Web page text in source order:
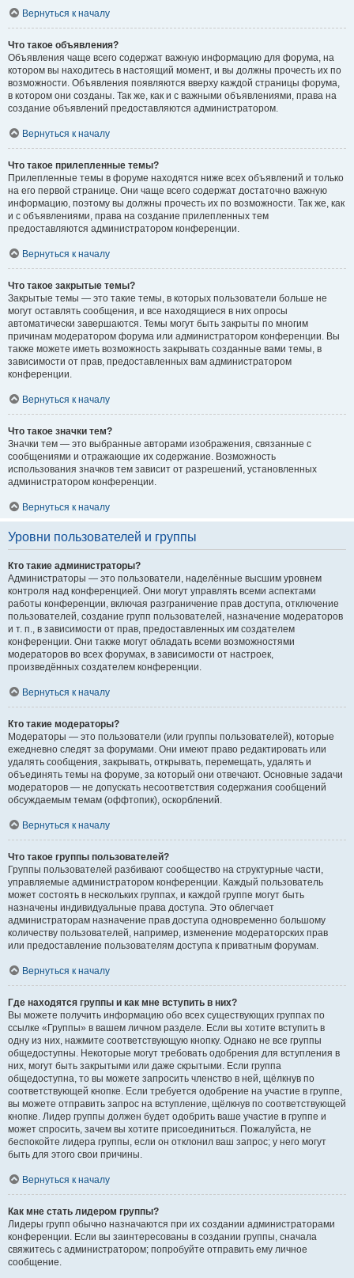
Вернуться к началу
Что такое объявления?
Объявления чаще всего содержат важную информацию для форума, на
котором вы находитесь в настоящий момент, и вы должны прочесть их по
возможности. Объявления появляются вверху каждой страницы форума,
в котором они созданы. Так же, как и с важными объявлениями, права на
создание объявлений предоставляются администратором.
Вернуться к началу
Что такое прилепленные темы?
Прилепленные темы в форуме находятся ниже всех объявлений и только
на его первой странице. Они чаще всего содержат достаточно важную
информацию, поэтому вы должны прочесть их по возможности. Так же, как
и с объявлениями, права на создание прилепленных тем
предоставляются администратором конференции.
Вернуться к началу
Что такое закрытые темы?
Закрытые темы — это такие темы, в которых пользователи больше не
могут оставлять сообщения, и все находящиеся в них опросы
автоматически завершаются. Темы могут быть закрыты по многим
причинам модератором форума или администратором конференции. Вы
также можете иметь возможность закрывать созданные вами темы, в
зависимости от прав, предоставленных вам администратором
конференции.
Вернуться к началу
Что такое значки тем?
Значки тем — это выбранные авторами изображения, связанные с
сообщениями и отражающие их содержание. Возможность
использования значков тем зависит от разрешений, установленных
администратором конференции.
Вернуться к началу
Уровни пользователей и группы
Кто такие администраторы?
Администраторы — это пользователи, наделённые высшим уровнем
контроля над конференцией. Они могут управлять всеми аспектами
работы конференции, включая разграничение прав доступа, отключение
пользователей, создание групп пользователей, назначение модераторов
и т. п., в зависимости от прав, предоставленных им создателем
конференции. Они также могут обладать всеми возможностями
модераторов во всех форумах, в зависимости от настроек,
произведённых создателем конференции.
Вернуться к началу
Кто такие модераторы?
Модераторы — это пользователи (или группы пользователей), которые
ежедневно следят за форумами. Они имеют право редактировать или
удалять сообщения, закрывать, открывать, перемещать, удалять и
объединять темы на форуме, за который они отвечают. Основные задачи
модераторов — не допускать несоответствия содержания сообщений
обсуждаемым темам (оффтопик), оскорблений.
Вернуться к началу
Что такое группы пользователей?
Группы пользователей разбивают сообщество на структурные части,
управляемые администратором конференции. Каждый пользователь
может состоять в нескольких группах, и каждой группе могут быть
назначены индивидуальные права доступа. Это облегчает
администраторам назначение прав доступа одновременно большому
количеству пользователей, например, изменение модераторских прав
или предоставление пользователям доступа к приватным форумам.
Вернуться к началу
Где находятся группы и как мне вступить в них?
Вы можете получить информацию обо всех существующих группах по
ссылке «Группы» в вашем личном разделе. Если вы хотите вступить в
одну из них, нажмите соответствующую кнопку. Однако не все группы
общедоступны. Некоторые могут требовать одобрения для вступления в
них, могут быть закрытыми или даже скрытыми. Если группа
общедоступна, то вы можете запросить членство в ней, щёлкнув по
соответствующей кнопке. Если требуется одобрение на участие в группе,
вы можете отправить запрос на вступление, щёлкнув по соответствующей
кнопке. Лидер группы должен будет одобрить ваше участие в группе и
может спросить, зачем вы хотите присоединиться. Пожалуйста, не
беспокойте лидера группы, если он отклонил ваш запрос; у него могут
быть для этого свои причины.
Вернуться к началу
Как мне стать лидером группы?
Лидеры групп обычно назначаются при их создании администраторами
конференции. Если вы заинтересованы в создании группы, сначала
свяжитесь с администратором; попробуйте отправить ему личное
сообщение.